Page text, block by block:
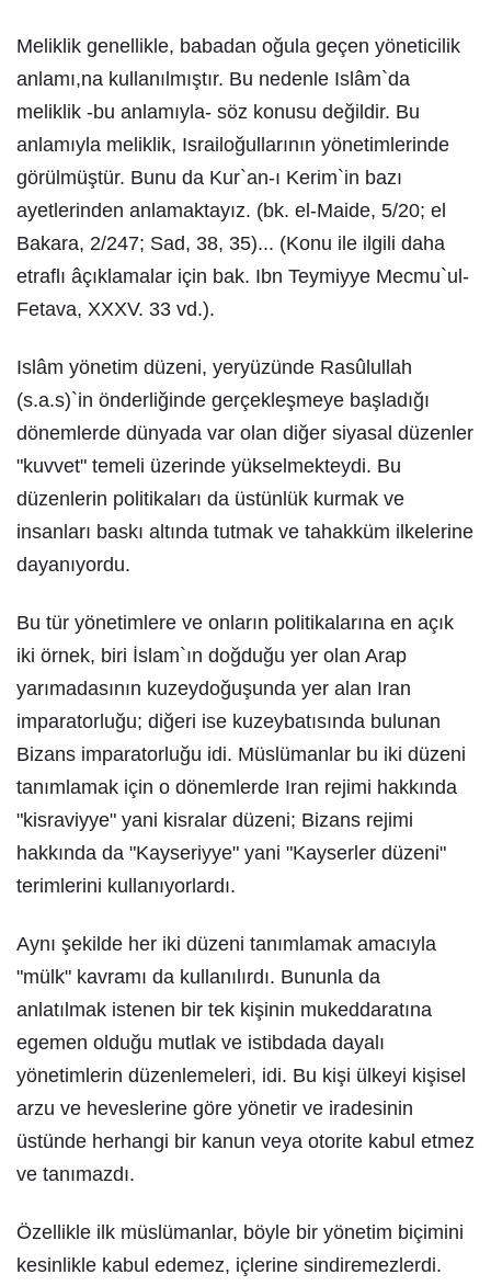
Meliklik genellikle, babadan oğula geçen yöneticilik
anlamı,na kullanılmıştır. Bu nedenle Islâm`da
meliklik -bu anlamıyla- söz konusu değildir. Bu
anlamıyla meliklik, Israiloğullarının yönetimlerinde
görülmüştür. Bunu da Kur`an-ı Kerim`in bazı
ayetlerinden anlamaktayız. (bk. el-Maide, 5/20; el
Bakara, 2/247; Sad, 38, 35)... (Konu ile ilgili daha
etraflı âçıklamalar için bak. Ibn Teymiyye Mecmu`ul-
Fetava, XXXV. 33 vd.).
Islâm yönetim düzeni, yeryüzünde Rasûlullah
(s.a.s)`in önderliğinde gerçekleşmeye başladığı
dönemlerde dünyada var olan diğer siyasal düzenler
"kuvvet" temeli üzerinde yükselmekteydi. Bu
düzenlerin politikaları da üstünlük kurmak ve
insanları baskı altında tutmak ve tahakküm ilkelerine
dayanıyordu.
Bu tür yönetimlere ve onların politikalarına en açık
iki örnek, biri İslam`ın doğduğu yer olan Arap
yarımadasının kuzeydoğuşunda yer alan Iran
imparatorluğu; diğeri ise kuzeybatısında bulunan
Bizans imparatorluğu idi. Müslümanlar bu iki düzeni
tanımlamak için o dönemlerde Iran rejimi hakkında
"kisraviyye" yani kisralar düzeni; Bizans rejimi
hakkında da "Kayseriyye" yani "Kayserler düzeni"
terimlerini kullanıyorlardı.
Aynı şekilde her iki düzeni tanımlamak amacıyla
"mülk" kavramı da kullanılırdı. Bununla da
anlatılmak istenen bir tek kişinin mukeddaratına
egemen olduğu mutlak ve istibdada dayalı
yönetimlerin düzenlemeleri, idi. Bu kişi ülkeyi kişisel
arzu ve heveslerine göre yönetir ve iradesinin
üstünde herhangi bir kanun veya otorite kabul etmez
ve tanımazdı.
Özellikle ilk müslümanlar, böyle bir yönetim biçimini
kesinlikle kabul edemez, içlerine sindiremezlerdi.